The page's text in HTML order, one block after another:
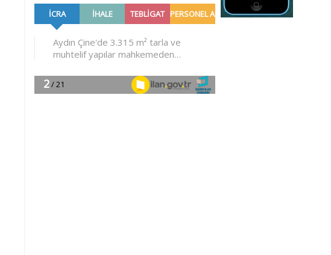
Furkan SARICA
GÜNDEMDE NELER
OLMALI?